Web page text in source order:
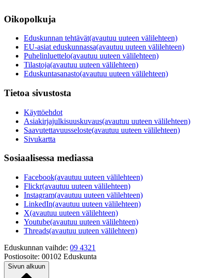
Oikopolkuja
Eduskunnan tehtävät(avautuu uuteen välilehteen)
EU-asiat eduskunnassa(avautuu uuteen välilehteen)
Puhelinluettelo(avautuu uuteen välilehteen)
Tilastoja(avautuu uuteen välilehteen)
Eduskuntasanasto(avautuu uuteen välilehteen)
Tietoa sivustosta
Käyttöehdot
Asiakirjajulkisuuskuvaus(avautuu uuteen välilehteen)
Saavutettavuusseloste(avautuu uuteen välilehteen)
Sivukartta
Sosiaalisessa mediassa
Facebook(avautuu uuteen välilehteen)
Flickr(avautuu uuteen välilehteen)
Instagram(avautuu uuteen välilehteen)
LinkedIn(avautuu uuteen välilehteen)
X(avautuu uuteen välilehteen)
Youtube(avautuu uuteen välilehteen)
Threads(avautuu uuteen välilehteen)
Eduskunnan vaihde: 09 4321
Postiosoite: 00102 Eduskunta
Sivun alkuun